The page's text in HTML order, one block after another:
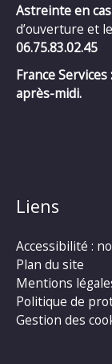
Astreinte en
d’ouverture et
06.75.83.02.45
France
après-midi.
Liens
Accessibilité :
Plan du site
Mentions
Politique de
Gestion des